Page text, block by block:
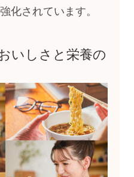
化されています。
いしさと栄養の